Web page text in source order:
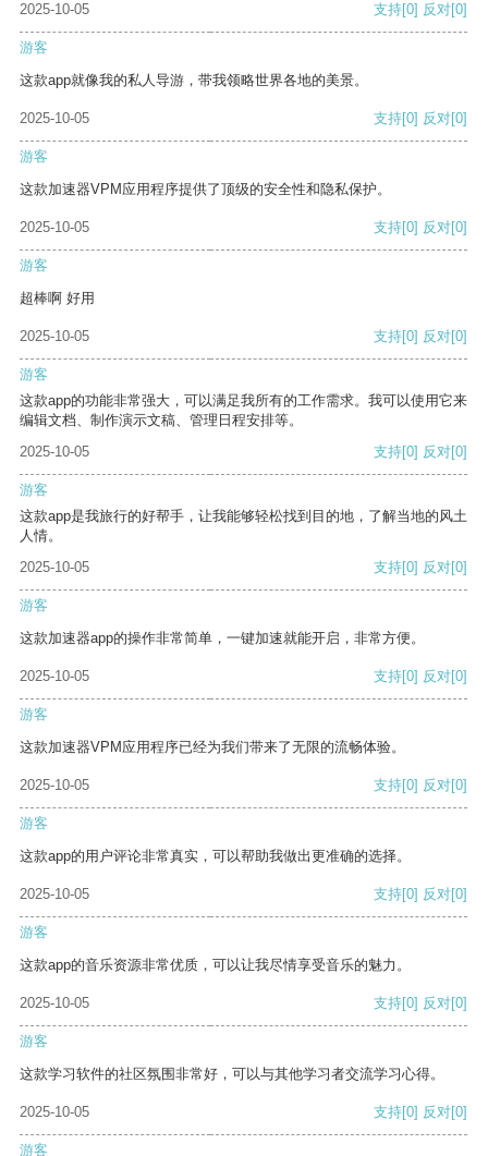
2025-10-05
支持[0] 反对[0]
游客
这款app就像我的私人导游，带我领略世界各地的美景。
2025-10-05 支持[0] 反对[0]
游客
这款加速器VPM应用程序提供了顶级的安全性和隐私保护。
2025-10-05 支持[0] 反对[0]
游客
超棒啊 好用
2025-10-05 支持[0] 反对[0]
游客
这款app的功能非常强大，可以满足我所有的工作需求。我可以使用它来
编辑文档、制作演示文稿、管理日程安排等。
2025-10-05
支持[0] 反对[0]
游客
这款app是我旅行的好帮手，让我能够轻松找到目的地，了解当地的风土
人情。
2025-10-05
支持[0] 反对[0]
游客
这款加速器app的操作非常简单，一键加速就能开启，非常方便。
2025-10-05 支持[0] 反对[0]
游客
这款加速器VPM应用程序已经为我们带来了无限的流畅体验。
2025-10-05 支持[0] 反对[0]
游客
这款app的用户评论非常真实，可以帮助我做出更准确的选择。
2025-10-05 支持[0] 反对[0]
游客
这款app的音乐资源非常优质，可以让我尽情享受音乐的魅力。
2025-10-05 支持[0] 反对[0]
游客
这款学习软件的社区氛围非常好，可以与其他学习者交流学习心得。
2025-10-05 支持[0] 反对[0]
游客